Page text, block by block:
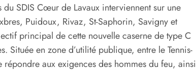
du SDIS Cœur de Lavaux interviennent sur une
Puidoux, Rivaz, St-Saphorin, Savigny et
principal de cette nouvelle caserne de type C
Située en zone d’utilité publique, entre le Tennis-
aux exigences des hommes du feu, ainsi